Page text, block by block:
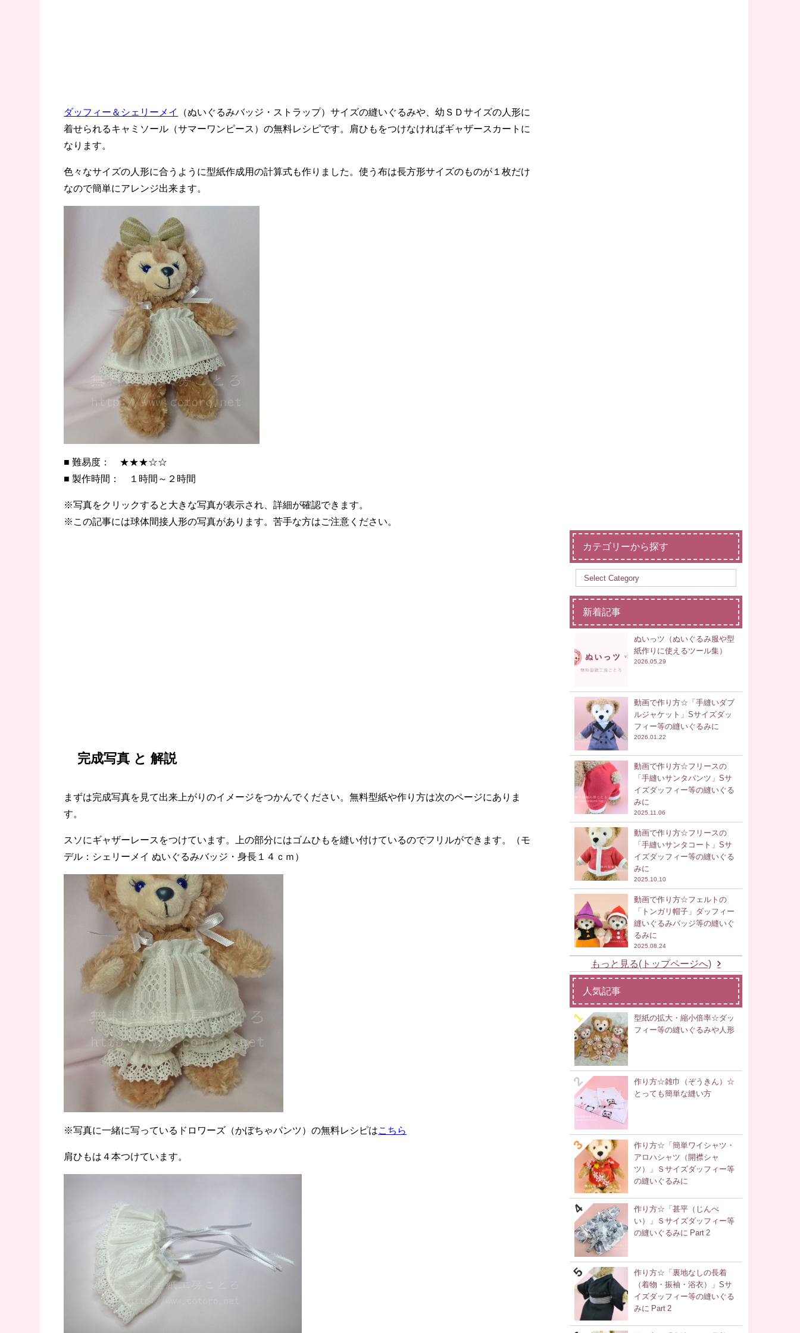
ダッフィー＆シェリーメイ
（ぬいぐるみバッジ・ストラップ）サイズの縫いぐるみや、幼ＳＤサイズの人形に
着せられるキャミソール（サマーワンピース）の無料レシピです。肩ひもをつけなければギャザースカートに
なります。
色々なサイズの人形に合うように型紙作成用の計算式も作りました。使う布は長方形サイズのものが１枚だけ
なので簡単にアレンジ出来ます。
■ 難易度： ★★★☆☆
■ 製作時間： １時間～２時間
※写真をクリックすると大きな写真が表示され、詳細が確認できます。
※この記事には球体間接人形の写真があります。苦手な方はご注意ください。
完成写真 と 解説
まずは完成写真を見て出来上がりのイメージをつかんでください。無料型紙や作り方は次のページにありま
す。
スソにギャザーレースをつけています。上の部分にはゴムひもを縫い付けているのでフリルができます。（モ
デル：シェリーメイ ぬいぐるみバッジ・身長１４ｃｍ）
※写真に一緒に写っているドロワーズ（かぼちゃパンツ）の無料レシピは こちら
肩ひもは４本つけています。
カテゴリーから探す
新着記事
ぬいっツ（ぬいぐるみ服や型
紙作りに使えるツール集）
2026.05.29
動画で作り方☆「手縫いダブ
ルジャケット」Sサイズダッ
フィー等の縫いぐるみに
2026.01.22
動画で作り方☆フリースの
「手縫いサンタパンツ」Sサ
イズダッフィー等の縫いぐる
みに
2025.11.06
動画で作り方☆フリースの
「手縫いサンタコート」Sサ
イズダッフィー等の縫いぐる
みに
2025.10.10
動画で作り方☆フェルトの
「トンガリ帽子」ダッフィー
縫いぐるみバッジ等の縫いぐ
るみに
2025.08.24
もっと見る(トップページへ)
人気記事
型紙の拡大・縮小倍率☆ダッ
フィー等の縫いぐるみや人形
作り方☆雑巾（ぞうきん）☆
とっても簡単な縫い方
作り方☆「簡単ワイシャツ・
アロハシャツ（開襟シャ
ツ）」Ｓサイズダッフィー等
の縫いぐるみに
作り方☆「甚平（じんべ
い）」Ｓサイズダッフィー等
の縫いぐるみに Part 2
作り方☆「裏地なしの長着
（着物・振袖・浴衣）」Sサ
イズダッフィー等の縫いぐる
みに Part 2